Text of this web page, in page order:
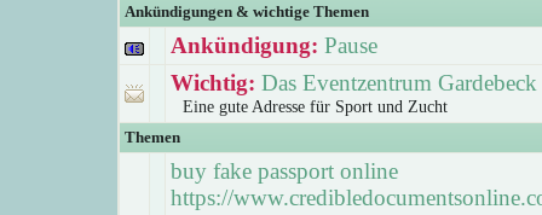
Ankündigungen & wichtige Themen
Ankündigung: Pause
Wichtig: Das Eventzentrum Gardebeck
Eine gute Adresse für Sport und Zucht
Themen
buy fake passport online
https://